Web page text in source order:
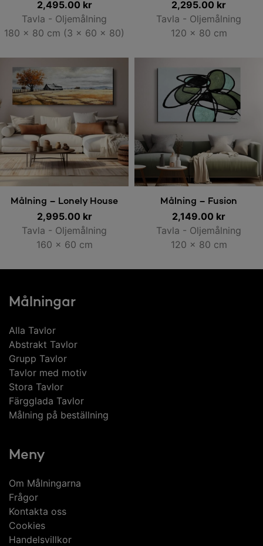
2,495.00 kr
Tavla - Oljemålning
180 x 80 cm (3 x 60 x 80)
2,295.00 kr
Tavla - Oljemålning
120 x 80 cm
Lägg till i varukorg
Målning – Lonely House
2,995.00 kr
Tavla - Oljemålning
160 x 60 cm
Lägg till i varukorg
Målning – Fusion
2,149.00 kr
Tavla - Oljemålning
120 x 80 cm
Målningar
Alla Tavlor
Abstrakt Tavlor
Grupp Tavlor
Tavlor med motiv
Stora Tavlor
Färgglada Tavlor
Målning på beställning
Meny
Om Målningarna
Frågor
Kontakta oss
Cookies
Handelsvillkor